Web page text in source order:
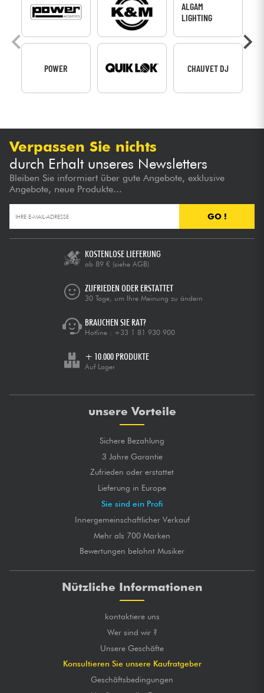
POWER
ALGAM
LIGHTING
CHAUVET DJ
Verpassen Sie nichts
durch Erhalt unseres Newsletters
Bleiben Sie informiert über gute Angebote, exklusive
Angebote, neue Produkte...
GO !
KOSTENLOSE LIEFERUNG
ab 89 € (siehe AGB)
ZUFRIEDEN ODER ERSTATTET
30 Tage, um Ihre Meinung zu ändern
BRAUCHEN SIE RAT?
Hotline : +33 1 81 930 900
+ 10.000 PRODUKTE
Auf Lager
unsere Vorteile
Sichere Bezahlung
3 Jahre Garantie
Zufrieden oder erstattet
Lieferung in Europe
Sie sind ein Profi
Innergemeinschaftlicher Verkauf
Mehr als 700 Marken
Bewertungen belohnt Musiker
Nützliche Informationen
kontaktiere uns
Wer sind wir ?
Unsere Geschäfte
Konsultieren Sie unsere Kaufratgeber
Geschäftsbedingungen